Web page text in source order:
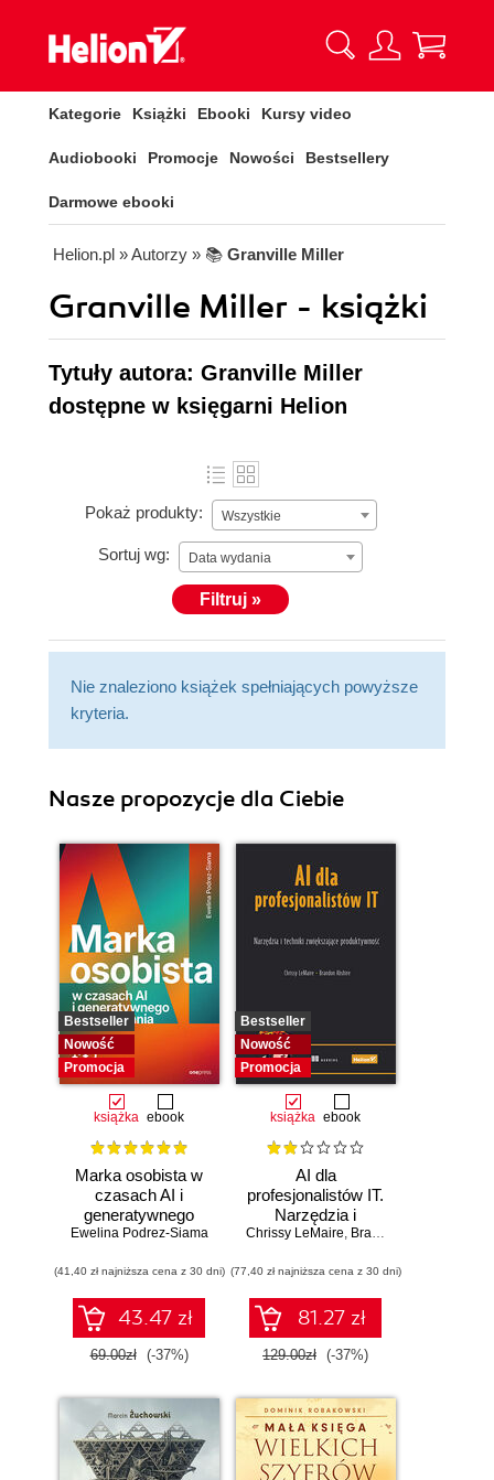
Kategorie Książki Ebooki Kursy video
Audiobooki Promocje Nowości Bestsellery
Darmowe ebooki
Helion.pl » Autorzy » 📚 Granville Miller
Granville Miller - książki
Tytuły autora: Granville Miller
dostępne w księgarni Helion
Pokaż produkty: Wszystkie
Sortuj wg: Data wydania
Filtruj »
Nie znaleziono książek spełniających powyższe
kryteria.
Nasze propozycje dla Ciebie
Bestseller
Nowość
Promocja
książka ebook
Marka osobista w
czasach AI i
generatywnego
wyszukiwania
Ewelina Podrez-Siama
(41,40 zł najniższa cena z 30 dni)
43.47 zł
69.00zł (-37%)
Bestseller
Nowość
Promocja
książka ebook
AI dla
profesjonalistów IT.
Narzędzia i
techniki
produktywność
Chrissy LeMaire, Brandon Abshire
(77,40 zł najniższa cena z 30 dni)
81.27 zł
129.00zł (-37%)